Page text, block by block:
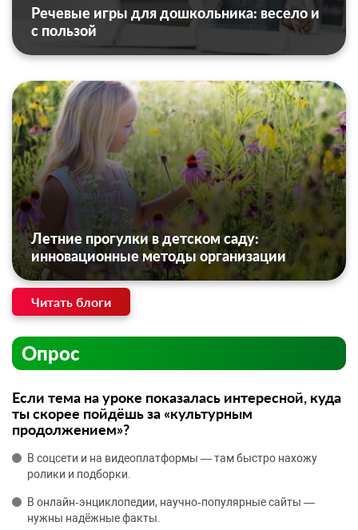
Речевые игры для дошкольника: весело и
с пользой
Летние прогулки в детском саду:
инновационные методы организации
Читать блоги
Опрос
Если тема на уроке показалась интересной, куда
ты скорее пойдёшь за «культурным
продолжением»?
В соцсети и на видеоплатформы — там быстро нахожу
ролики и подборки.
В онлайн‑энциклопедии, научно‑популярные сайты —
нужны надёжные факты.